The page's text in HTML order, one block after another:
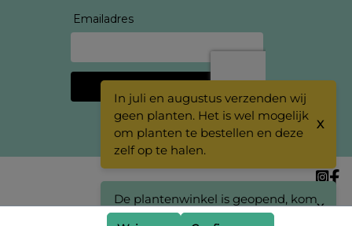
De plantenwinkel is geopend, kom
eens langs!
X
In juli en augustus verzenden wij
geen planten. Het is wel mogelijk
om planten te bestellen en deze
zelf op te halen.
X